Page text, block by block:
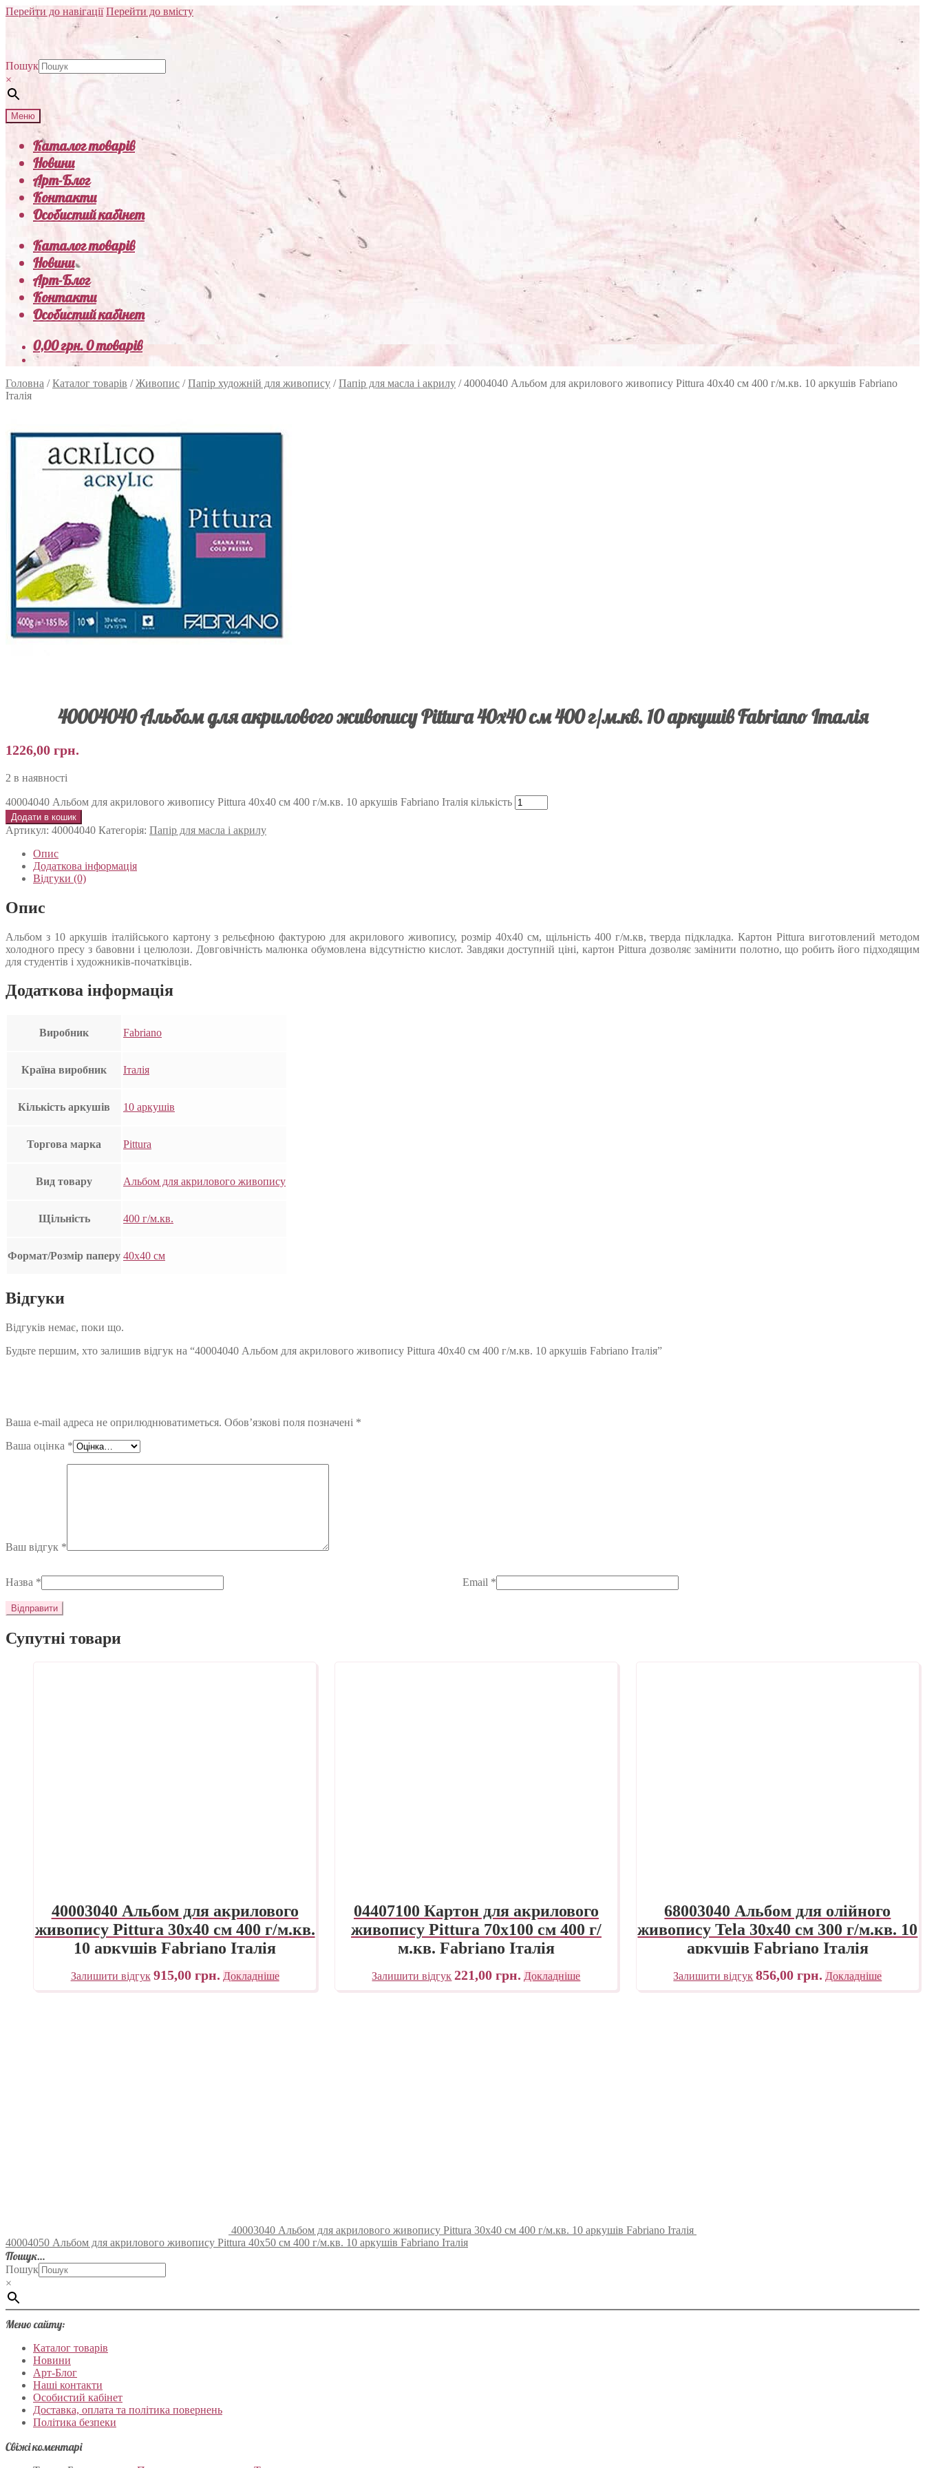
Перейти до навігації Перейти до вмісту
Пошук
×
Меню
Каталог товарів
Новини
Арт-Блог
Контакти
Особистий кабінет
Каталог товарів
Новини
Арт-Блог
Контакти
Особистий кабінет
0,00грн.0 товарів
Головна /Каталог товарів /Живопис /Папір художній для живопису /Папір для масла і акрилу /40004040 Альбом для акрилового живопису Pittura 40х40 см 400 г/м.кв. 10 аркушів Fabriano
Італія
40004040 Альбом для акрилового живопису Pittura 40х40 см 400 г/м.кв. 10 аркушів Fabriano Італія
1226,00 грн.
2 в наявності
40004040 Альбом для акрилового живопису Pittura 40х40 см 400 г/м.кв. 10 аркушів Fabriano Італія кількість
Додати в кошик
Артикул: 40004040 Категорія: Папір для масла і акрилу
Опис
Додаткова інформація
Відгуки (0)
Опис
Альбом з 10 аркушів італійського картону з рельєфною фактурою для акрилового живопису, розмір 40х40 см, щільність 400 г/м.кв, тверда підкладка. Картон Pittura виготовлений методом
холодного пресу з бавовни і целюлози. Довговічність малюнка обумовлена відсутністю кислот. Завдяки доступній ціні, картон Pittura дозволяє замінити полотно, що робить його підходящим
для студентів і художників-початківців.
Додаткова інформація
Виробник Fabriano
Країна виробник Італія
Кількість аркушів 10 аркушів
Торгова марка Pittura
Вид товару Альбом для акрилового живопису
Щільність 400 г/м.кв.
Формат/Розмір паперу 40х40 см
Відгуки
Відгуків немає, поки що.
Будьте першим, хто залишив відгук на “40004040 Альбом для акрилового живопису Pittura 40х40 см 400 г/м.кв. 10 аркушів Fabriano Італія”
Ваша e-mail адреса не оприлюднюватиметься. Обов’язкові поля позначені *
Ваша оцінка *
Ваш відгук *
Назва * Email *
Супутні товари
40003040 Альбом для акрилового
живопису Pittura 30х40 см 400 г/м.кв.
10 аркушів Fabriano Італія
Залишити відгук 915,00 грн. Докладніше
04407100 Картон для акрилового
живопису Pittura 70х100 см 400 г/
м.кв. Fabriano Італія
Залишити відгук 221,00грн. Докладніше
68003040 Альбом для олійного
живопису Tela 30х40 см 300 г/м.кв. 10
аркушів Fabriano Італія
Залишити відгук 856,00грн. Докладніше
40003040 Альбом для акрилового живопису Pittura 30х40 см 400 г/м.кв. 10 аркушів Fabriano Італія
40004050 Альбом для акрилового живопису Pittura 40х50 см 400 г/м.кв. 10 аркушів Fabriano Італія
Пошук…
Пошук
×
Меню сайту:
Каталог товарів
Новини
Арт-Блог
Наші контакти
Особистий кабінет
Доставка, оплата та політика повернень
Політика безпеки
Свіжі коментарі